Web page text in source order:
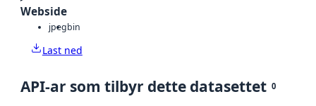
Webside
jpegbin
Last ned
API-ar som tilbyr dette datasettet 0